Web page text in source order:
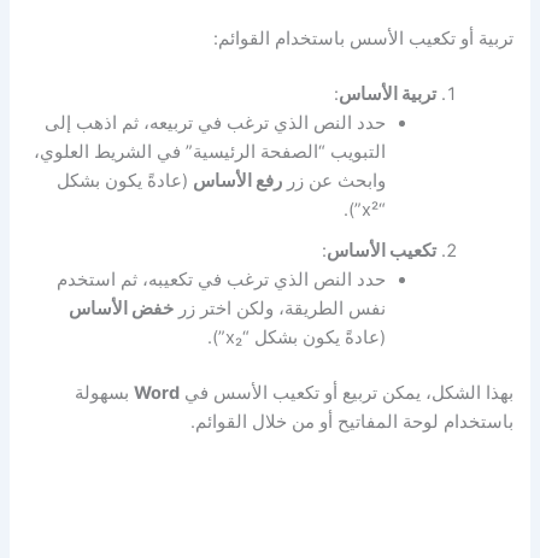
تربية أو تكعيب الأسس باستخدام القوائم:
تربية الأساس:
حدد النص الذي ترغب في تربيعه، ثم اذهب إلى
التبويب “الصفحة الرئيسية” في الشريط العلوي،
وابحث عن زررفع الأساس (عادةً يكون بشكل
“x²”).
تكعيب الأساس:
حدد النص الذي ترغب في تكعيبه، ثم استخدم
نفس الطريقة، ولكن اختر زرخفض الأساس
(عادةً يكون بشكل “x₂”).
بهذا الشكل، يمكن تربيع أو تكعيب الأسس فيWord بسهولة
باستخدام لوحة المفاتيح أو من خلال القوائم.